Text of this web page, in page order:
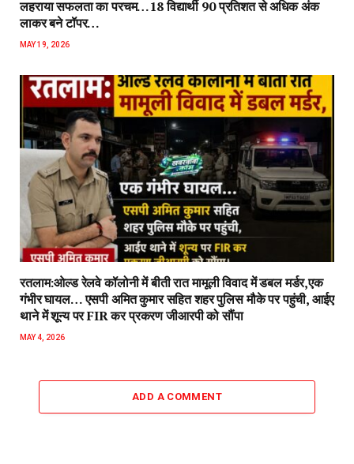
लहराया सफलता का परचम…18 विद्यार्थी 90 प्रतिशत से अधिक अंक
लाकर बने टॉपर…
MAY 19, 2026
रतलाम:ओल्ड रेलवे कॉलोनी में बीती रात मामूली विवाद में डबल मर्डर,एक
गंभीर घायल… एसपी अमित कुमार सहित शहर पुलिस मौके पर पहुंची, आईए
थाने में शून्य पर FIR कर प्रकरण जीआरपी को सौंपा
MAY 4, 2026
ADD A COMMENT